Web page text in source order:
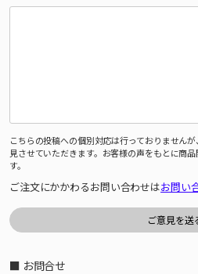
こちらの投稿への個別対応は行っておりません
見させていただきます。お客様の声をもとに商
す。
ご注文にかかわるお問い合わせはお問い
■ お問合せ